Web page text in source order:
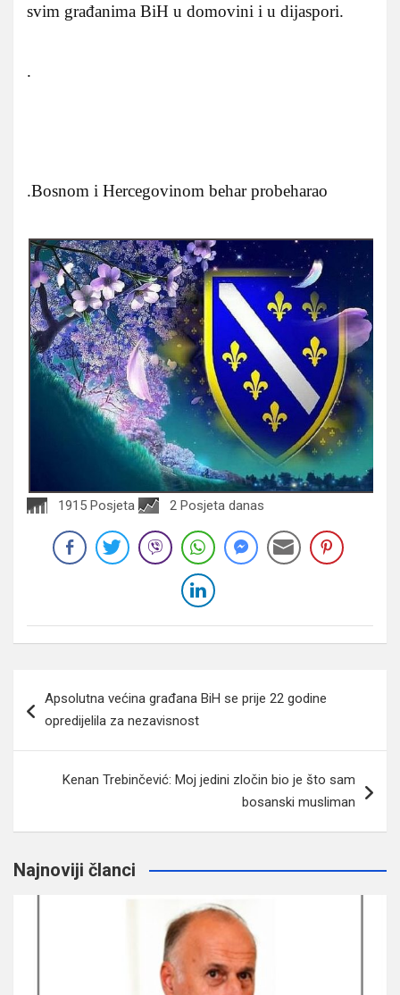
svim građanima BiH u domovini i u dijaspori.
.
.Bosnom i Hercegovinom behar probeharao
1915 Posjeta 2 Posjeta danas
članaka
Apsolutna većina građana BiH se prije 22 godine
opredijelila za nezavisnost
Kenan Trebinčević: Moj jedini zločin bio je što sam
bosanski musliman
Najnoviji članci